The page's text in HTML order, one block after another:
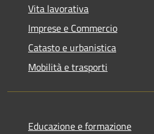
Vita lavorativa
Imprese e Commercio
Catasto e urbanistica
Mobilità e trasporti
Educazione e formazione